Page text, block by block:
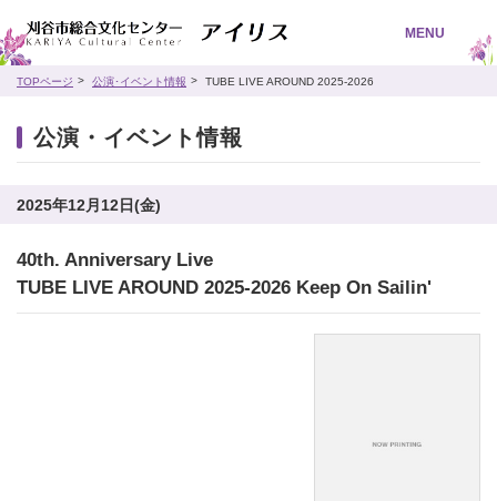
MENU
TOPページ 公演･イベント情報 TUBE LIVE AROUND 2025-2026
公演・イベント情報
2025年12月12日(金)
40th. Anniversary Live
TUBE LIVE AROUND 2025-2026 Keep On Sailin'